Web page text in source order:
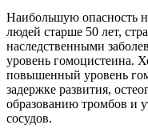
Наибольшую опасность
людей старше 50 лет,
наследственными
уровень гомоцистеина.
повышенный уровень
задержке развития,
образованию тромбов и
сосудов.